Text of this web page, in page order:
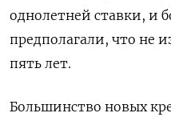
однолетней ставки, и
предполагали, что не
пять лет.
Большинство новых